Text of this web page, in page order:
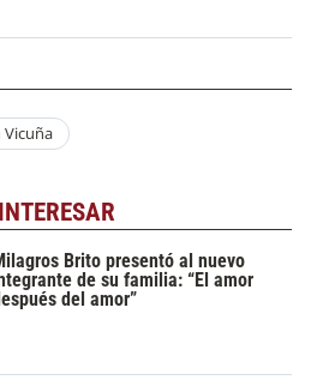
Vicuña
Brito presentó al nuevo
de su familia: “El amor
del amor”